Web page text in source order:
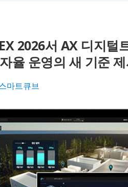
2026서 AX 디지털
율 운영의 새 기준
마트큐브